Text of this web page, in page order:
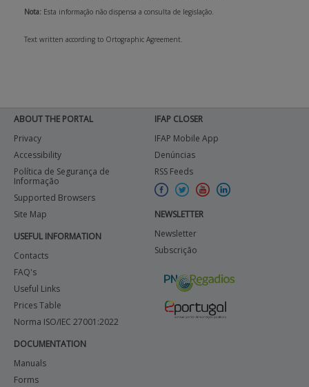
Nota: Esta informação não dispensa a consulta de legislação.
Text written according to Ortographic Agreement.
ABOUT THE PORTAL
Privacy
Accessibility
Política de Segurança de
Informação
Supported Browsers
Site Map
USEFUL INFORMATION
Contacts
FAQ's
Useful Links
Prices Table
Norma ISO/IEC 27001:2022
DOCUMENTATION
Manuals
Forms
IFAP CLOSER
IFAP Mobile App
Denúncias
RSS Feeds
NEWSLETTER
Newsletter
Subscrição